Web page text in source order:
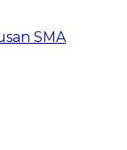
SMA